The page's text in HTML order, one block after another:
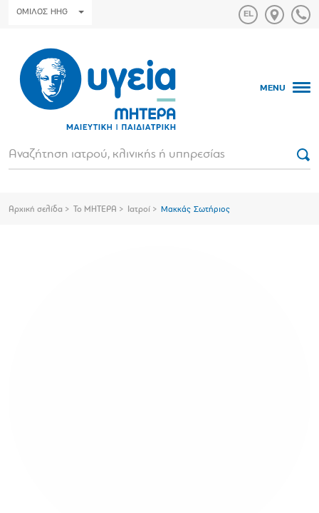
ΟΜΙΛΟΣ HHG
MENU
Αρχική σελίδα Το ΜΗΤΕΡΑ Ιατροί Μακκάς Σωτήριος